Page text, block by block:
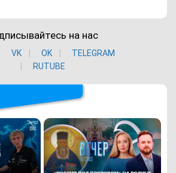
на нас
VK ОK
TELEGRAM
RUTUBE